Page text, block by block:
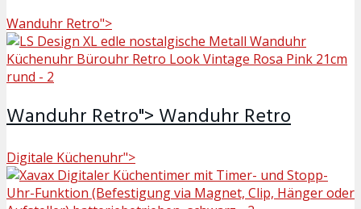
Wanduhr Retro">
Wanduhr Retro">Wanduhr Retro
Digitale Küchenuhr">